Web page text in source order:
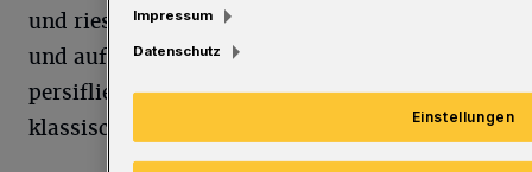
und riesigen Füßen bis Größe 47. Urkomisch
und auf höchstem tänzerischem Niveau
persiflieren sie die überirdische Welt des
klassischen Balletts.
Impressum
Datenschutz
Einstellungen